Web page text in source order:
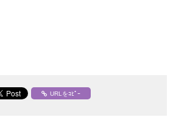
URLをｺﾋﾟｰ